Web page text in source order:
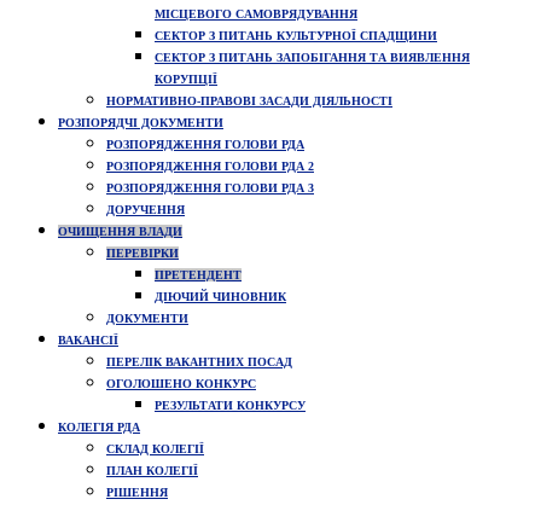
МІСЦЕВОГО САМОВРЯДУВАННЯ
СЕКТОР З ПИТАНЬ КУЛЬТУРНОЇ СПАДЩИНИ
СЕКТОР З ПИТАНЬ ЗАПОБІГАННЯ ТА ВИЯВЛЕННЯ
КОРУПЦІЇ
НОРМАТИВНО-ПРАВОВІ ЗАСАДИ ДІЯЛЬНОСТІ
РОЗПОРЯДЧІ ДОКУМЕНТИ
РОЗПОРЯДЖЕННЯ ГОЛОВИ РДА
РОЗПОРЯДЖЕННЯ ГОЛОВИ РДА 2
РОЗПОРЯДЖЕННЯ ГОЛОВИ РДА 3
ДОРУЧЕННЯ
ОЧИЩЕННЯ ВЛАДИ
ПЕРЕВІРКИ
ПРЕТЕНДЕНТ
ДІЮЧИЙ ЧИНОВНИК
ДОКУМЕНТИ
ВАКАНСІЇ
ПЕРЕЛІК ВАКАНТНИХ ПОСАД
ОГОЛОШЕНО КОНКУРС
РЕЗУЛЬТАТИ КОНКУРСУ
КОЛЕГІЯ РДА
СКЛАД КОЛЕГІЇ
ПЛАН КОЛЕГІЇ
РІШЕННЯ